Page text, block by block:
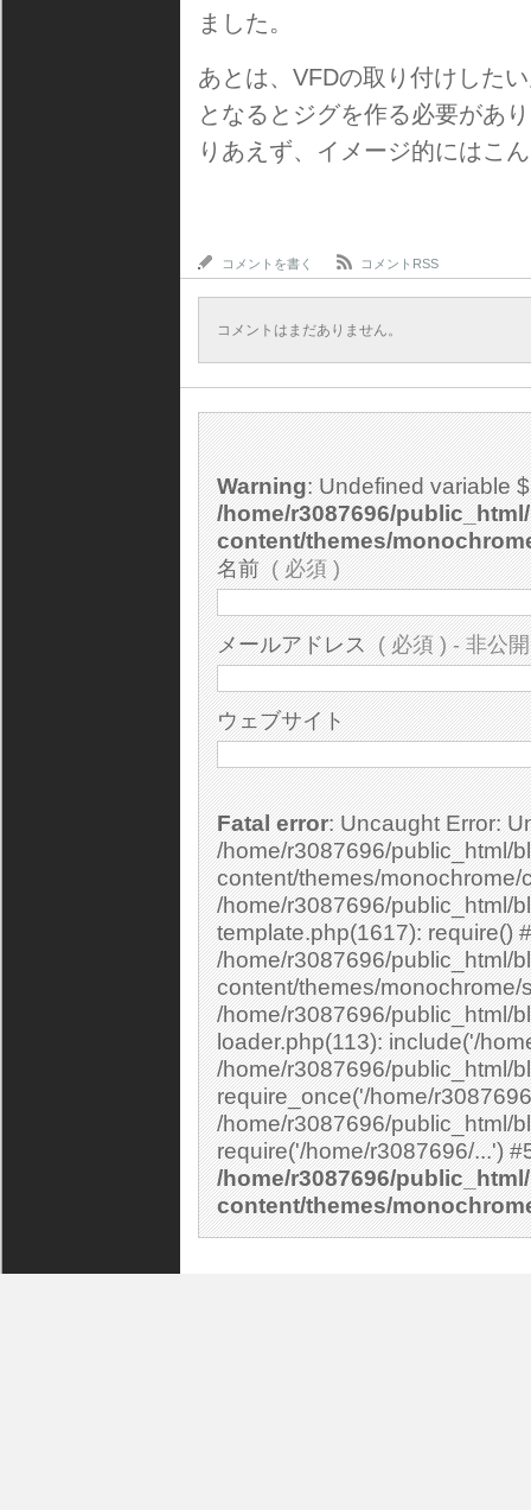
ました。
あとは、VFDの取り付けした
となるとジグを作る必要があ
りあえず、イメージ的にはこ
コメントを書く コメントRSS
コメントはまだありません。
Warning : Undefined variable
/home/r3087696/
content/themes/
名前 ( 必須 )
メールアドレス ( 必須 ) - 非公
ウェブサイト
Fatal error: Uncaught Error: Undefined constant "cs_print_smilies" in
/home/r3087696/public_html/
content/themes/
/home/r3087696/public_html/
template.php(1617): require()
/home/r3087696/public_html/
content/themes/
/home/r3087696/public_html/
loader.php(113): include('/
/home/r3087696/public_html/
require_once('/home/
/home/r3087696/public_html/
/home/r3087696/
content/themes/